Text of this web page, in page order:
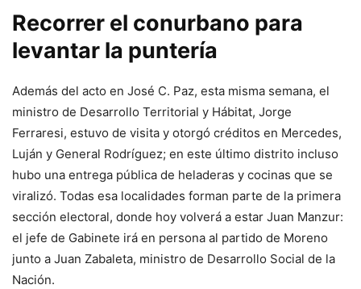
Recorrer el conurbano para
levantar la puntería
Además del acto en José C. Paz, esta misma semana, el
ministro de Desarrollo Territorial y Hábitat, Jorge
Ferraresi, estuvo de visita y otorgó créditos en Mercedes,
Luján y General Rodríguez; en este último distrito incluso
hubo una entrega pública de heladeras y cocinas que se
viralizó. Todas esa localidades forman parte de la primera
sección electoral, donde hoy volverá a estar Juan Manzur:
el jefe de Gabinete irá en persona al partido de Moreno
junto a Juan Zabaleta, ministro de Desarrollo Social de la
Nación.